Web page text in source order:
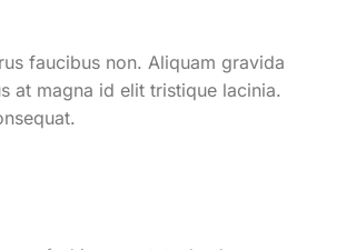
faucibus non. Aliquam gravida
at magna id elit tristique lacinia.